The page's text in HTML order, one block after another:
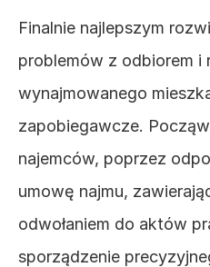
Finalnie najlepszym
problemów z odbiorem i
wynajmowanego
zapobiegawcze.
najemców, poprzez
umowę najmu,
odwołaniem do aktów
sporządzenie